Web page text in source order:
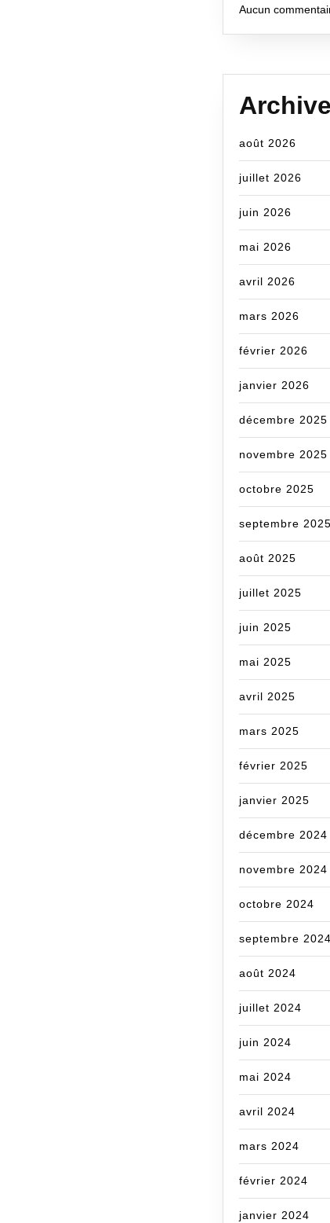
Aucun
Archive
août 2026
juillet 2026
juin 2026
mai 2026
avril 2026
mars 2026
février 2026
janvier 2026
décembre 2025
novembre 2025
octobre 2025
septembre 2025
août 2025
juillet 2025
juin 2025
mai 2025
avril 2025
mars 2025
février 2025
janvier 2025
décembre 2024
novembre 2024
octobre 2024
septembre 2024
août 2024
juillet 2024
juin 2024
mai 2024
avril 2024
mars 2024
février 2024
janvier 2024